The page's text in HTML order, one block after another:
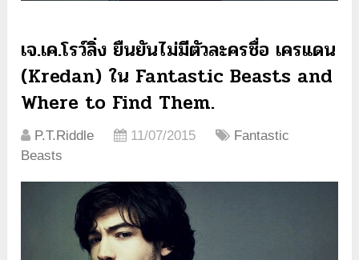
เจ.เค.โรว์ลิ่ง ยืนยันไม่มีตัวละครชื่อ เครแดน
(Kredan) ใน Fantastic Beasts and
Where to Find Them.
P.T.Riddle 11/07/2015
Fantastic
Beasts